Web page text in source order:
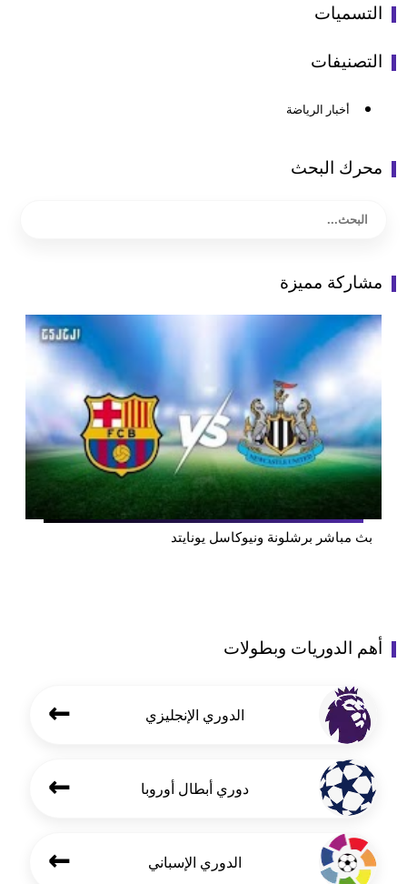
التسميات
التصنيفات
أخبار الرياضة
محرك البحث
مشاركة مميزة
بث مباشر برشلونة ونيوكاسل يونايتد
أهم الدوريات وبطولات
الدوري الإنجليزي ←
دوري أبطال أوروبا ←
الدوري الإسباني ←